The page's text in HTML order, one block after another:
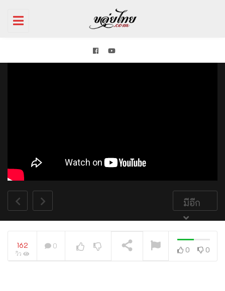
Toggle
มีอีก
162
วิว
0 0 0